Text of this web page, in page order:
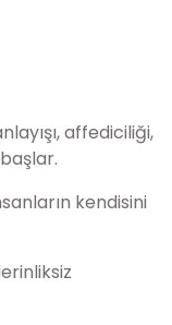
affediciliği,
kendisini